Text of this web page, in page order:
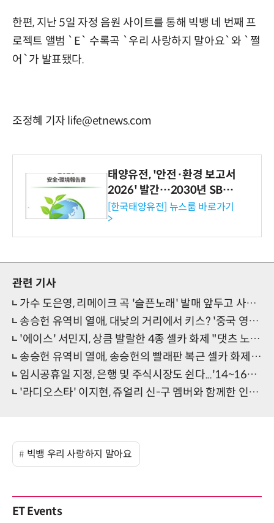
한편, 지난 5일 자정 음원 사이트를 통해 빅뱅 네 번째 프
로젝트 앨범 `E` 수록곡 `우리 사랑하지 말아요`와 `쩔
어`가 발표됐다.
조정혜 기자 life@etnews.com
태양유전, '안전·환경 보고서
2026' 발간…2030년 SBT
수준 온실가스 감축 추진
[한국태양유전] 뉴스룸 바로가기
>
관련 기사
가수 도은영, 리메이크 곡 '슬픈노래' 발매 앞두고 사망...'장윤정 닮은꼴' 눈길
송승헌 유역비 열애, 대낮의 거리에서 키스? '중국 영화 촬영장에서 포착'
'에이스' 서민지, 상큼 발랄한 4종 셀카 화제 "댓츠 노노" 웃음
송승헌 유역비 열애, 송승헌의 빨래판 복근 셀카 화제 '상반신 노출 눈길'
임시공휴일 지정, 은행 및 주식시장도 쉰다...'14~16일 연속 3일 연휴'
'라디오스타' 이지현, 쥬얼리 신-구 멤버와 함께한 인증샷 화제 "우리 쥬얼리 영원히"
빅뱅 우리 사랑하지 말아요
ET Events